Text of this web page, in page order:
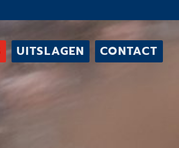
UITSLAGEN CONTACT